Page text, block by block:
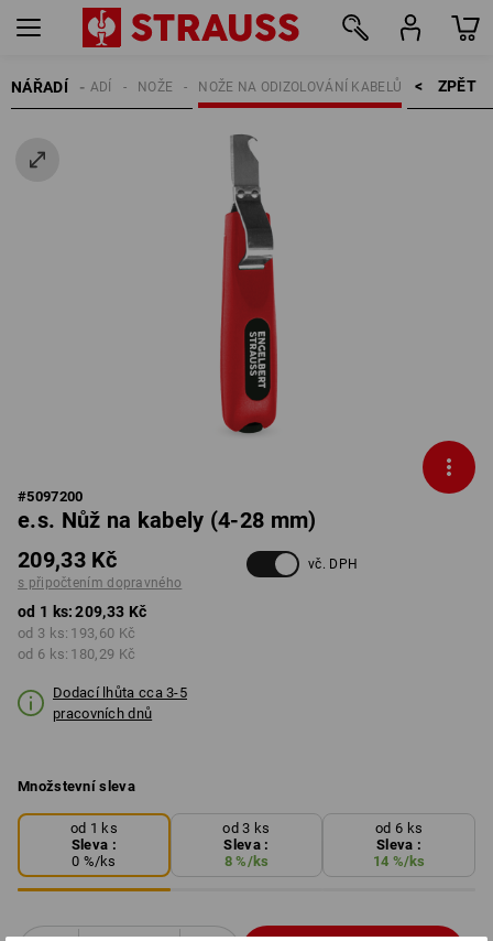
NÁŘADÍ ZPĚT    >
NOŽE NA ODIZOLOVÁNÍ KABELŮ
NOŽE
RUČNÍ NÁŘADÍ
#5097200
e.s. Nůž na kabely (4-28 mm)
209,33 Kč
s připočtením dopravného
vč. DPH
od 1 ks: 209,33 Kč
od 3 ks: 193,60 Kč
od 6 ks: 180,29 Kč
Dodací lhůta cca 3-5
pracovních dnů
Množstevní sleva
od 1 ks
Sleva :
0 %/ks
od 3 ks
Sleva :
8%/ks
od 6 ks
Sleva :
14 %/ks